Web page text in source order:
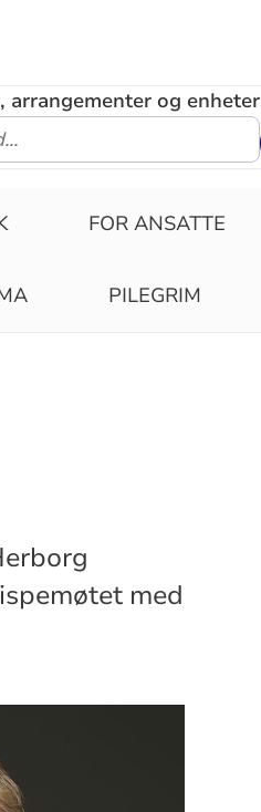
arrangementer og enheter
FOR ANSATTE
PILEGRIM
med